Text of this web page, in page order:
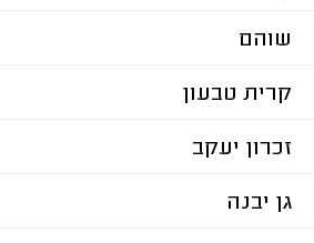
שוהם
קרית טבעון
זכרון יעקב
גן יבנה